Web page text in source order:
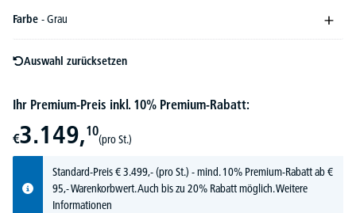
Farbe - Grau
Auswahl zurücksetzen
Ihr Premium-Preis inkl. 10% Premium-Rabatt:
€3.149,10
(pro St.)
Standard-Preis€3.499,-(pro St.) - mind. 10% Premium-Rabatt ab €
95,- Warenkorbwert. Auch bis zu 20% Rabatt möglich.Weitere
Informationen